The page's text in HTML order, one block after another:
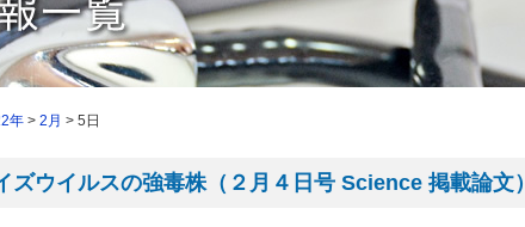
年 > 2月 > 5日
ウイルスの強毒株（２月４日号 Science 掲載論文）